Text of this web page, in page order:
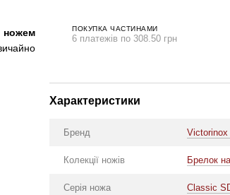
ножем
ПОКУПКА ЧАСТИНАМИ
6 платежів по 308.50 грн
Характеристики
Бренд Victorinox
Колекції ножів Брелок
Серія ножа Classic